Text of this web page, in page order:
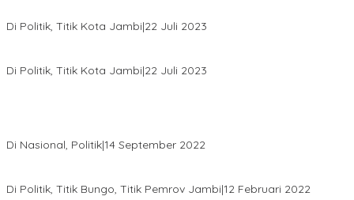
Di Politik, Titik Kota Jambi|22 Juli 2023
Di Politik, Titik Kota Jambi|22 Juli 2023
Di Nasional, Politik|14 September 2022
Di Politik, Titik Bungo, Titik Pemrov Jambi|12 Februari 2022